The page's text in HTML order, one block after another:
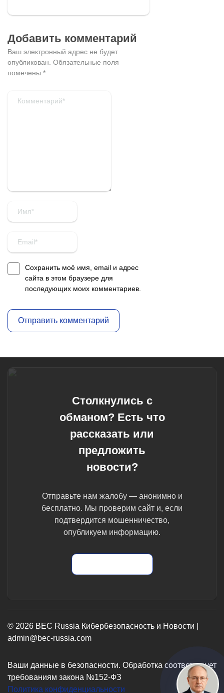
Добавить комментарий
Ваш электронный адрес не будет
опубликован. Обязательные поля
помечены *
Сохранить моё имя, email и адрес
сайта в этом браузере для
последующих моих комментариев.
Столкнулись с
обманом? Есть что
рассказать или
предложить
новости?
Отправьте нам жалобу — анонимно и
бесплатно. Мы проверим сайт и, если
подтвердится мошенничество,
опубликуем информацию.
© 2026 BEC Russia Кибербезопасность и Новости |
admin@bec-russia.com
Ваши данные в безопасности. Обработка соответствует
требованиям закона №152-ФЗ
Политика конфиденциальности